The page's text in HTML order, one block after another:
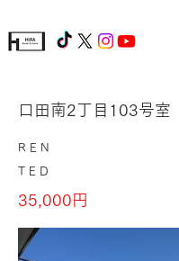
口田南2丁目103号室
REN
TED
35,000円